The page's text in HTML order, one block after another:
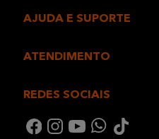
AJUDA E SUPORTE
ATENDIMENTO
REDES SOCIAIS